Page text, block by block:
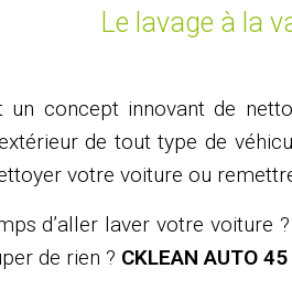
Le lavage à la
concept innovant de
de tout type de
votre voiture ou
d’aller laver votre
de rien ? CKLEAN AUTO